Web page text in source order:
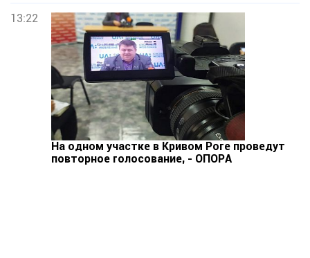
13:22
На одном участке в Кривом Роге проведут
повторное голосование, - ОПОРА